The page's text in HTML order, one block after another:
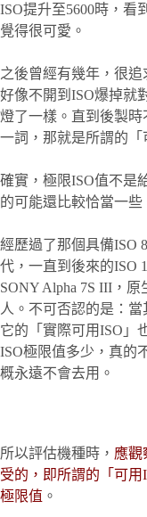
ISO提升至5600時，看
覺得很可愛。
之後曾經有幾年，很追
好像不開到ISO爆掉就
燈了一樣。直到後製
一詞，那就是所謂的「
確實，極限ISO值不是
的可能還比較恰當一些
經歷過了那個具備ISO
代，一直到後來的ISO
SONY Alpha 7S III，原
人。不可否認的是：當
它的「實際可用ISO」
ISO極限值多少，真的
概永遠不會去用。
所以評估機種時， 應觀
受的，即所謂的「可
極限值 。